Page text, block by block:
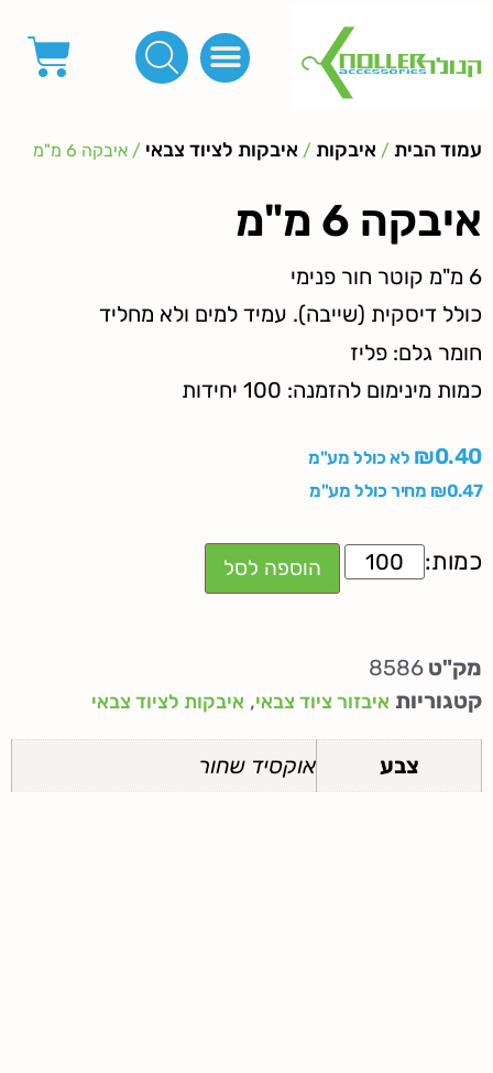
עמוד הבית / איבקות / איבקות לציוד צבאי / איבקה 6 מ"מ
איבקה 6 מ"מ
6 מ"מ קוטר חור פנימי
כולל דיסקית (שייבה). עמיד למים ולא מחליד
חומר גלם: פליז
כמות מינימום להזמנה: 100 יחידות
₪0.40
לא כולל מע"מ
₪0.47 מחיר כולל מע"מ
הוספה לסל
מק"ט 8586
קטגוריות איבזור ציוד צבאי, איבקות לציוד צבאי
צבע אוקסיד שחור